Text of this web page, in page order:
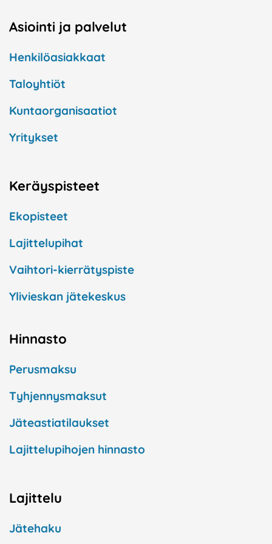
Asiointi ja palvelut
Henkilöasiakkaat
Taloyhtiöt
Kuntaorganisaatiot
Yritykset
Keräyspisteet
Ekopisteet
Lajittelupihat
Vaihtori-kierrätyspiste
Ylivieskan jätekeskus
Hinnasto
Perusmaksu
Tyhjennysmaksut
Jäteastiatilaukset
Lajittelupihojen hinnasto
Lajittelu
Jätehaku